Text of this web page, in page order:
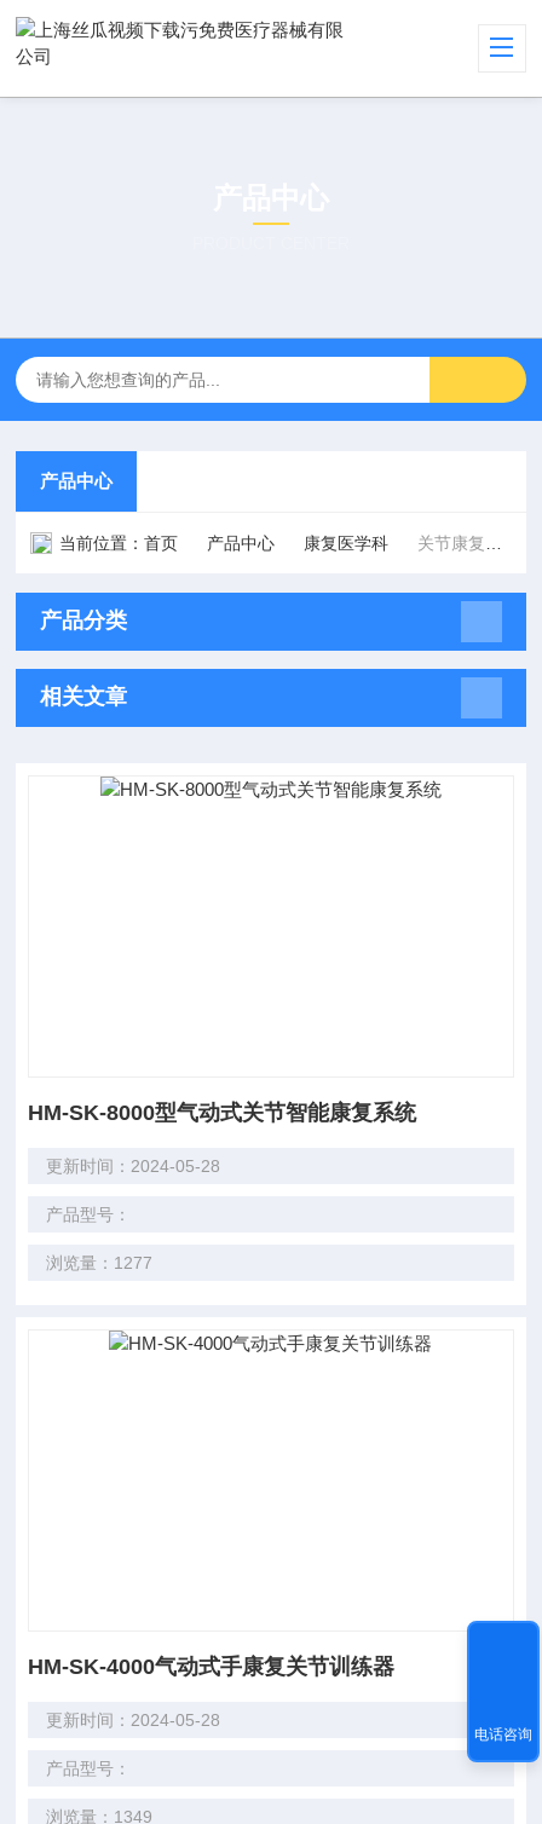
产品中心
当前位置：首页 产品中心 康复医学科 关节康复（CPM）
产品分类
相关文章
HM-SK-8000型气动式关节智能康复系统
更新时间：2024-05-28
产品型号：
浏览量：1277
HM-SK-4000气动式手康复关节训练器
更新时间：2024-05-28
产品型号：
浏览量：1349
电话咨询